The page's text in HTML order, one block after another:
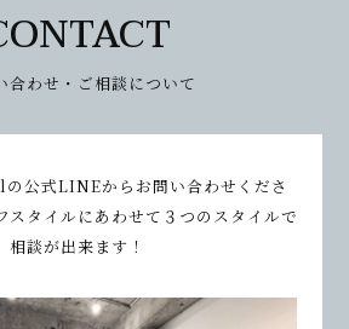
合わせ・ご相談について
公式LINEからお問い合わせくださ
スタイルにあわせて３つのスタイルで
相談が出来ます！